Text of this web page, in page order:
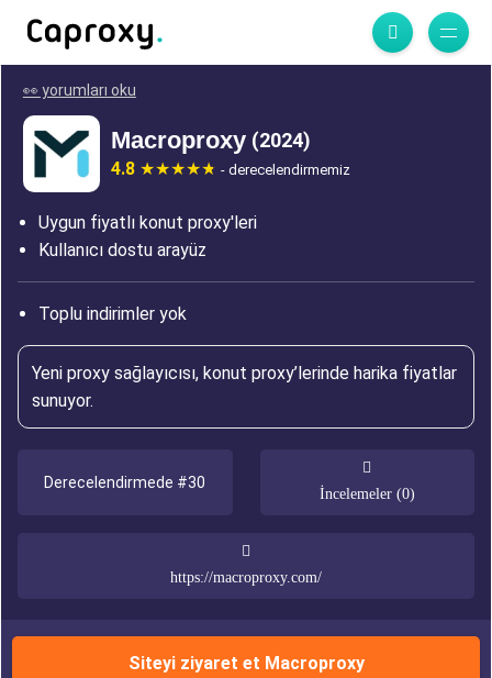
👀 yorumları oku
Macroproxy (2024)
4.8 - derecelendirmemiz
Uygun fiyatlı konut proxy'leri
Kullanıcı dostu arayüz
Toplu indirimler yok
Yeni proxy sağlayıcısı, konut proxy’lerinde harika fiyatlar
sunuyor.
Derecelendirmede #30
İncelemeler (0)
https://macroproxy.com/
Siteyi ziyaret et Macroproxy